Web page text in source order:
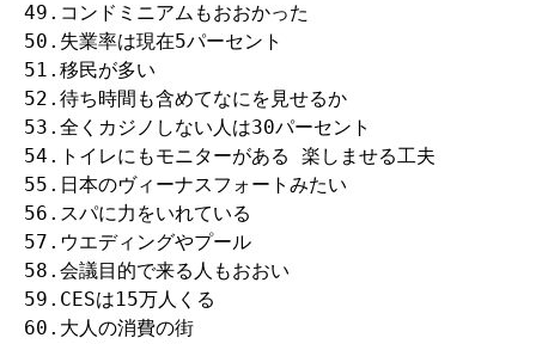
49.コンドミニアムもおおかった
50.失業率は現在5パーセント
51.移民が多い
52.待ち時間も含めてなにを見せるか
53.全くカジノしない人は30パーセント
54.トイレにもモニターがある 楽しませる工夫
55.日本のヴィーナスフォートみたい
56.スパに力をいれている
57.ウエディングやプール
58.会議目的で来る人もおおい
59.CESは15万人くる
60.大人の消費の街